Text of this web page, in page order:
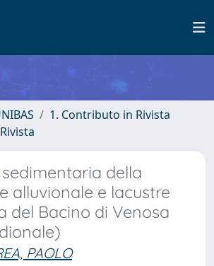
1. Contributo in Rivista
della
alluvionale e lacustre
del Bacino di Venosa
PAOLO